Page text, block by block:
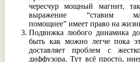
чересчур мощный магнит,
выражение “ставим
помощнее” имеет право на
Подвижка любого динамика
быть как можно легче пока
доставляет проблем с
диффузора. Тут всё просто,